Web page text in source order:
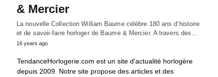
& Mercier
La nouvelle Collection William Baume célèbre 180 ans d’histoire
et de savoir-faire horloger de Baume & Mercier. A travers des…
16 years ago
TendanceHorlogerie.com est un site d'actualité horlogère
depuis 2009. Notre site propose des articles et des